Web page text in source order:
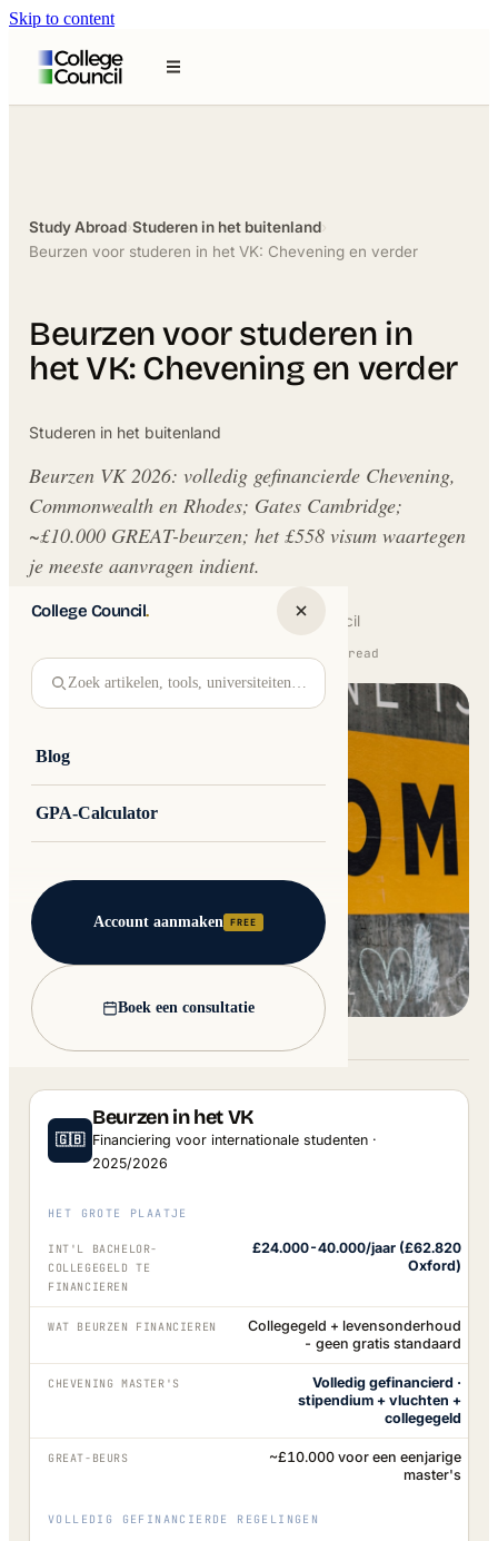
Skip to content
College Council.
Zoek artikelen, tools, universiteiten…
Blog
GPA-Calculator
Account aanmaken FREE
Boek een consultatie
Study Abroad›Studeren in het buitenland›
Beurzen voor studeren in het VK: Chevening en verder
Beurzen voor studeren in
het VK: Chevening en verder
Studeren in het buitenland
Beurzen VK 2026: volledig gefinancierde Chevening,
Commonwealth en Rhodes; Gates Cambridge;
~£10.000 GREAT-beurzen; het £558 visum waartegen
je meeste aanvragen indient.
Written byJakub Andre College Council
Updated 16 February 2026 · 14 min read
Lead image: Wikimedia Commons
🇬🇧
Beurzen in het VK
Financiering voor internationale studenten ·
2025/2026
HET GROTE PLAATJE
INT'L BACHELOR-
COLLEGEGELD TE
FINANCIEREN
£24.000-40.000/jaar (£62.820
Oxford)
WAT BEURZEN FINANCIEREN
Collegegeld + levensonderhoud
- geen gratis standaard
CHEVENING MASTER'S
Volledig gefinancierd ·
stipendium + vluchten +
collegegeld
GREAT-BEURS
~£10.000 voor een eenjarige
master's
VOLLEDIG GEFINANCIERDE REGELINGEN